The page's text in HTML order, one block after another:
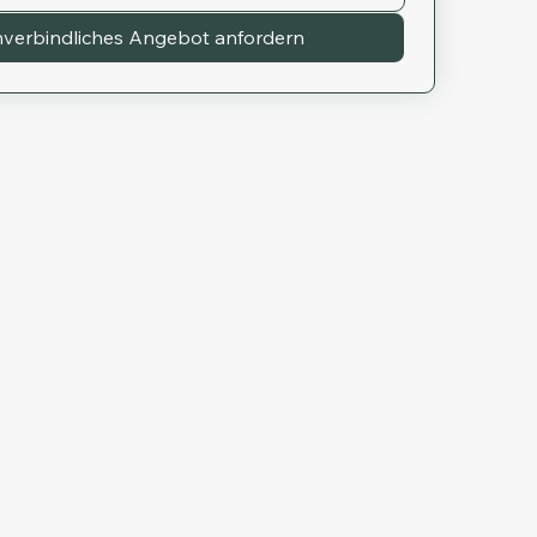
Angebot anfordern